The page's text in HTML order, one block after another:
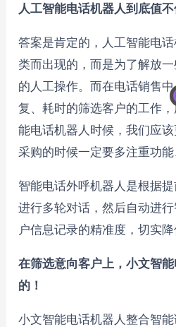
人工智能电话机器人到底值
答案是肯定的，人工智能电
类而出现的，而是为了解放
的人工操作。而在电话销售
复、耗时的筛选客户的工作
能电话机器人时候，我们应
采购的时候一定要多注重功
智能电话外呼机器人是根据
进行多轮对话，然后自动进
户信息记录的精准度，切实降
在筛选意向客户上，小文智
的！
小文智能电话机器人整合智